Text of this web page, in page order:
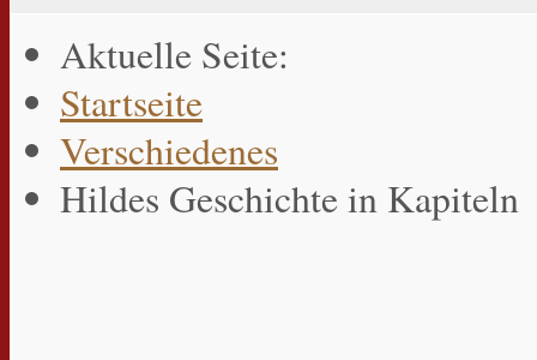
Aktuelle Seite:
Startseite
Verschiedenes
Hildes Geschichte in Kapiteln